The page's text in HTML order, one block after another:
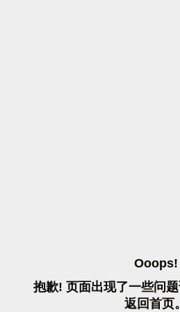
OOOPS!
抱歉! 页面出现了一些问题
返 回首页。